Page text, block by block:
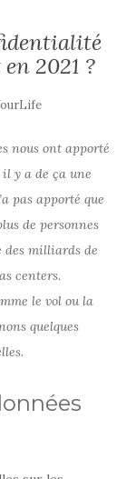
2021 ?
nous ont apporté
il y a de ça une
pas apporté que
de personnes
des milliards de
centers.
le vol ou la
quelques